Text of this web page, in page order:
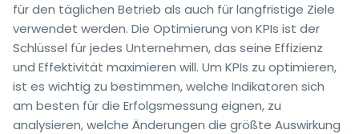
für den täglichen Betrieb als auch für langfristige Ziele
verwendet werden. Die Optimierung von KPIs ist der
Schlüssel für jedes Unternehmen, das seine Effizienz
und Effektivität maximieren will. Um KPIs zu optimieren,
ist es wichtig zu bestimmen, welche Indikatoren sich
am besten für die Erfolgsmessung eignen, zu
analysieren, welche Änderungen die größte Auswirkung